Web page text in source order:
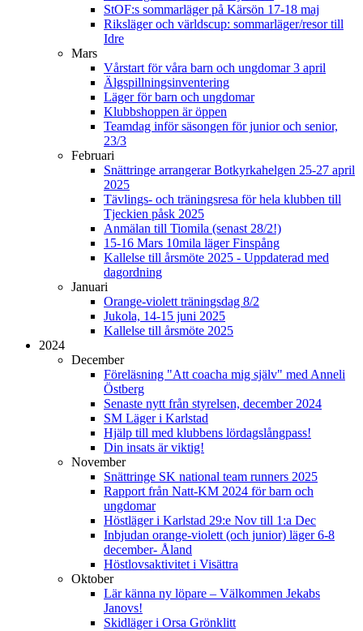
StOF:s sommarläger på Kärsön 17-18 maj
Riksläger och världscup: sommarläger/resor till
Idre
Mars
Vårstart för våra barn och ungdomar 3 april
Älgspillningsinventering
Läger för barn och ungdomar
Klubbshoppen är öppen
Teamdag inför säsongen för junior och senior,
23/3
Februari
Snättringe arrangerar Botkyrkahelgen 25-27 april
2025
Tävlings- och träningsresa för hela klubben till
Tjeckien påsk 2025
Anmälan till Tiomila (senast 28/2!)
15-16 Mars 10mila läger Finspång
Kallelse till årsmöte 2025 - Uppdaterad med
dagordning
Januari
Orange-violett träningsdag 8/2
Jukola, 14-15 juni 2025
Kallelse till årsmöte 2025
2024
December
Föreläsning "Att coacha mig själv" med Anneli
Östberg
Senaste nytt från styrelsen, december 2024
SM Läger i Karlstad
Hjälp till med klubbens lördagslångpass!
Din insats är viktig!
November
Snättringe SK national team runners 2025
Rapport från Natt-KM 2024 för barn och
ungdomar
Höstläger i Karlstad 29:e Nov till 1:a Dec
Inbjudan orange-violett (och junior) läger 6-8
december- Åland
Höstlovsaktivitet i Visättra
Oktober
Lär känna ny löpare – Välkommen Jekabs
Janovs!
Skidläger i Orsa Grönklitt